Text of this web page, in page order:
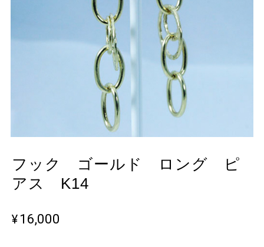
フック ゴールド ロング ピ
アス K14
¥16,000